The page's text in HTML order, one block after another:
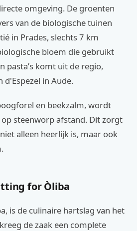
omgeving. De groenten
van de biologische tuinen
in Prades, slechts 7 km
bloem die gebruikt
pasta’s komt uit de regio,
d'Espezel in Aude.
en beekzalm, wordt
steenworp afstand. Dit zorgt
alleen heerlijk is, maar ook
for Òliba
is de culinaire hartslag van het
de zaak een complete